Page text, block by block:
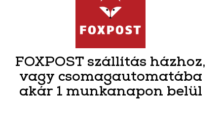
FOXPOST szállítás házhoz,
vagy csomagautomatába
akár 1 munkanapon belül